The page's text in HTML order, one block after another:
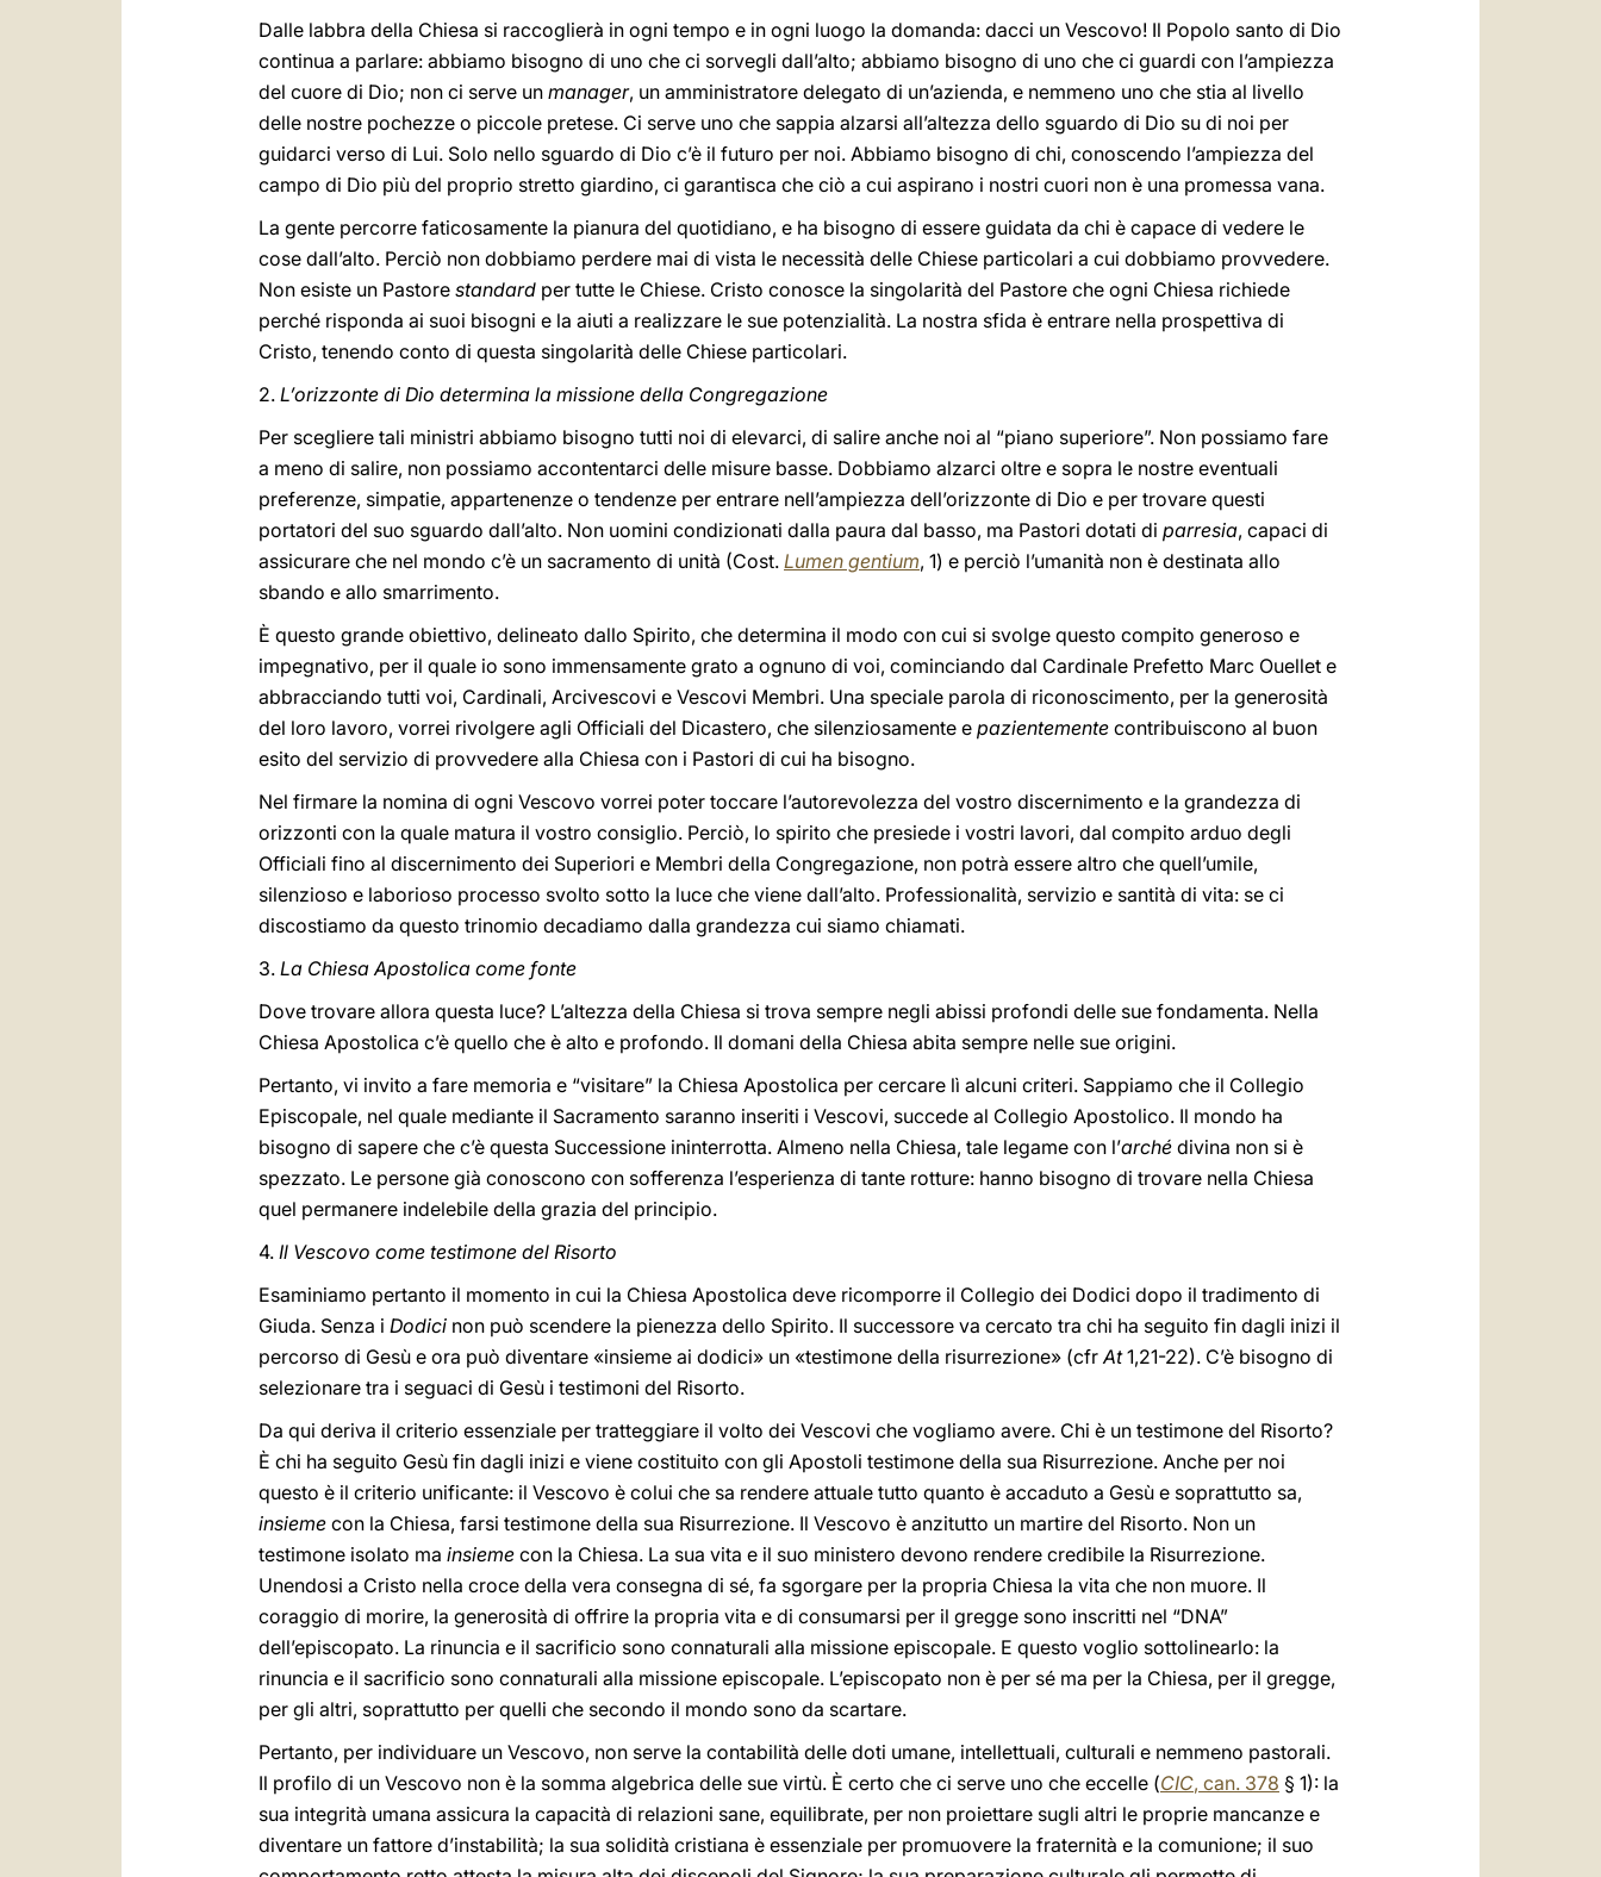
Dalle labbra della Chiesa si raccoglierà in ogni tempo e in ogni luogo la domanda: dacci un Vescovo! Il Popolo santo di Dio
continua a parlare: abbiamo bisogno di uno che ci sorvegli dall’alto; abbiamo bisogno di uno che ci guardi con l’ampiezza
del cuore di Dio; non ci serve un manager, un amministratore delegato di un’azienda, e nemmeno uno che stia al livello
delle nostre pochezze o piccole pretese. Ci serve uno che sappia alzarsi all’altezza dello sguardo di Dio su di noi per
guidarci verso di Lui. Solo nello sguardo di Dio c’è il futuro per noi. Abbiamo bisogno di chi, conoscendo l’ampiezza del
campo di Dio più del proprio stretto giardino, ci garantisca che ciò a cui aspirano i nostri cuori non è una promessa vana.
La gente percorre faticosamente la pianura del quotidiano, e ha bisogno di essere guidata da chi è capace di vedere le
cose dall’alto. Perciò non dobbiamo perdere mai di vista le necessità delle Chiese particolari a cui dobbiamo provvedere.
Non esiste un Pastore standard per tutte le Chiese. Cristo conosce la singolarità del Pastore che ogni Chiesa richiede
perché risponda ai suoi bisogni e la aiuti a realizzare le sue potenzialità. La nostra sfida è entrare nella prospettiva di
Cristo, tenendo conto di questa singolarità delle Chiese particolari.
2. L’orizzonte di Dio determina la missione della Congregazione
Per scegliere tali ministri abbiamo bisogno tutti noi di elevarci, di salire anche noi al “piano superiore”. Non possiamo fare
a meno di salire, non possiamo accontentarci delle misure basse. Dobbiamo alzarci oltre e sopra le nostre eventuali
preferenze, simpatie, appartenenze o tendenze per entrare nell’ampiezza dell’orizzonte di Dio e per trovare questi
portatori del suo sguardo dall’alto. Non uomini condizionati dalla paura dal basso, ma Pastori dotati di parresia, capaci di
assicurare che nel mondo c’è un sacramento di unità (Cost. Lumen gentium, 1) e perciò l’umanità non è destinata allo
sbando e allo smarrimento.
È questo grande obiettivo, delineato dallo Spirito, che determina il modo con cui si svolge questo compito generoso e
impegnativo, per il quale io sono immensamente grato a ognuno di voi, cominciando dal Cardinale Prefetto Marc Ouellet e
abbracciando tutti voi, Cardinali, Arcivescovi e Vescovi Membri. Una speciale parola di riconoscimento, per la generosità
del loro lavoro, vorrei rivolgere agli Officiali del Dicastero, che silenziosamente e pazientemente contribuiscono al buon
esito del servizio di provvedere alla Chiesa con i Pastori di cui ha bisogno.
Nel firmare la nomina di ogni Vescovo vorrei poter toccare l’autorevolezza del vostro discernimento e la grandezza di
orizzonti con la quale matura il vostro consiglio. Perciò, lo spirito che presiede i vostri lavori, dal compito arduo degli
Officiali fino al discernimento dei Superiori e Membri della Congregazione, non potrà essere altro che quell’umile,
silenzioso e laborioso processo svolto sotto la luce che viene dall’alto. Professionalità, servizio e santità di vita: se ci
discostiamo da questo trinomio decadiamo dalla grandezza cui siamo chiamati.
3. La Chiesa Apostolica come fonte
Dove trovare allora questa luce? L’altezza della Chiesa si trova sempre negli abissi profondi delle sue fondamenta. Nella
Chiesa Apostolica c’è quello che è alto e profondo. Il domani della Chiesa abita sempre nelle sue origini.
Pertanto, vi invito a fare memoria e “visitare” la Chiesa Apostolica per cercare lì alcuni criteri. Sappiamo che il Collegio
Episcopale, nel quale mediante il Sacramento saranno inseriti i Vescovi, succede al Collegio Apostolico. Il mondo ha
bisogno di sapere che c’è questa Successione ininterrotta. Almeno nella Chiesa, tale legame con l’arché divina non si è
spezzato. Le persone già conoscono con sofferenza l’esperienza di tante rotture: hanno bisogno di trovare nella Chiesa
quel permanere indelebile della grazia del principio.
4. Il Vescovo come testimone del Risorto
Esaminiamo pertanto il momento in cui la Chiesa Apostolica deve ricomporre il Collegio dei Dodici dopo il tradimento di
Giuda. Senza i Dodici non può scendere la pienezza dello Spirito. Il successore va cercato tra chi ha seguito fin dagli inizi il
percorso di Gesù e ora può diventare «insieme ai dodici» un «testimone della risurrezione» (cfrAt1,21-22). C’è bisogno di
selezionare tra i seguaci di Gesù i testimoni del Risorto.
Da qui deriva il criterio essenziale per tratteggiare il volto dei Vescovi che vogliamo avere. Chi è un testimone del Risorto?
È chi ha seguito Gesù fin dagli inizi e viene costituito con gli Apostoli testimone della sua Risurrezione. Anche per noi
questo è il criterio unificante: il Vescovo è colui che sa rendere attuale tutto quanto è accaduto a Gesù e soprattutto sa,
insieme con la Chiesa, farsi testimone della sua Risurrezione. Il Vescovo è anzitutto un martire del Risorto. Non un
testimone isolato ma insieme con la Chiesa. La sua vita e il suo ministero devono rendere credibile la Risurrezione.
Unendosi a Cristo nella croce della vera consegna di sé, fa sgorgare per la propria Chiesa la vita che non muore. Il
coraggio di morire, la generosità di offrire la propria vita e di consumarsi per il gregge sono inscritti nel “DNA”
dell’episcopato. La rinuncia e il sacrificio sono connaturali alla missione episcopale. E questo voglio sottolinearlo: la
rinuncia e il sacrificio sono connaturali alla missione episcopale. L’episcopato non è per sé ma per la Chiesa, per il gregge,
per gli altri, soprattutto per quelli che secondo il mondo sono da scartare.
Pertanto, per individuare un Vescovo, non serve la contabilità delle doti umane, intellettuali, culturali e nemmeno pastorali.
Il profilo di un Vescovo non è la somma algebrica delle sue virtù. È certo che ci serve uno che eccelle (CIC, can. 378 § 1): la
sua integrità umana assicura la capacità di relazioni sane, equilibrate, per non proiettare sugli altri le proprie mancanze e
diventare un fattore d’instabilità; la sua solidità cristiana è essenziale per promuovere la fraternità e la comunione; il suo